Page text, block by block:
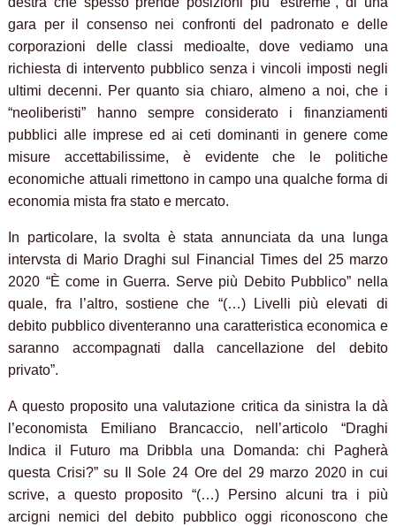
gara per il consenso nei confronti del padronato e delle
corporazioni delle classi medioalte, dove vediamo una
richiesta di intervento pubblico senza i vincoli imposti negli
ultimi decenni. Per quanto sia chiaro, almeno a noi, che i
“neoliberisti” hanno sempre considerato i finanziamenti
pubblici alle imprese ed ai ceti dominanti in genere come
misure accettabilissime, è evidente che le politiche
economiche attuali rimettono in campo una qualche forma di
economia mista fra stato e mercato.
In particolare, la svolta è stata annunciata da una lunga
intervsta di Mario Draghi sul Financial Times del 25 marzo
2020 “È come in Guerra. Serve più Debito Pubblico” nella
quale, fra l’altro, sostiene che “(…) Livelli più elevati di
debito pubblico diventeranno una caratteristica economica e
saranno accompagnati dalla cancellazione del debito
privato”.
A questo proposito una valutazione critica da sinistra la dà
l’economista Emiliano Brancaccio, nell’articolo “Draghi
Indica il Futuro ma Dribbla una Domanda: chi Pagherà
questa Crisi?” su Il Sole 24 Ore del 29 marzo 2020 in cui
scrive, a questo proposito “(…) Persino alcuni tra i più
arcigni nemici del debito pubblico oggi riconoscono che